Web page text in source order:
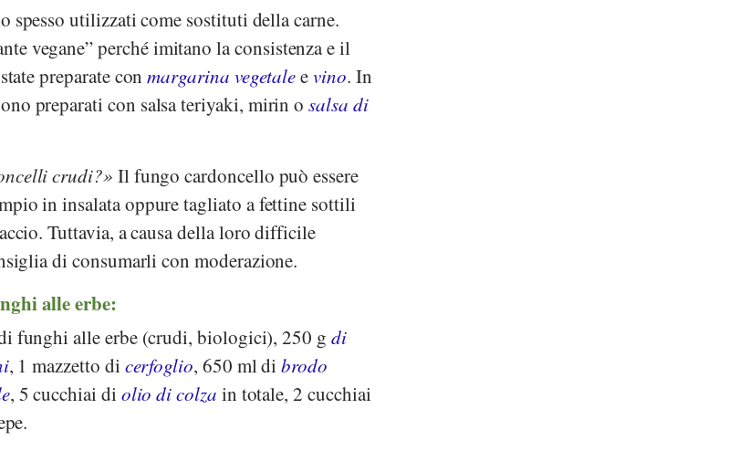
utilizzati come sostituti della carne.
vegane” perché imitano la consistenza e il
preparate conmargarina vegetaleevino. In
preparati con salsa teriyaki, mirin osalsa di
crudi?
Il fungo cardoncello può essere
in insalata oppure tagliato a fettine sottili
Tuttavia, a causa della loro difficile
di consumarli con moderazione.
alle erbe:
funghi alle erbe (crudi, biologici), 250 g di
, 1 mazzetto di cerfoglio, 650 ml dibrodo
, 5 cucchiai di olio di colza in totale, 2 cucchiai